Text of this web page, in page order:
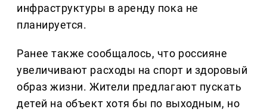
инфраструктуры в аренду пока не
планируется.
Ранее также сообщалось, что россияне
увеличивают расходы на спорт и здоровый
образ жизни. Жители предлагают пускать
детей на объект хотя бы по выходным, но